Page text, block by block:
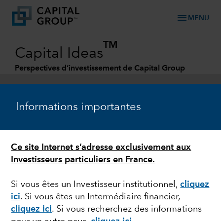
Informations importantes
Ce site Internet s’adresse exclusivement aux
Investisseurs particuliers en France.
Si vous êtes un Investisseur institutionnel,cliquez
ici. Si vous êtes un Intermédiaire financier,
cliquez ici. Si vous recherchez des informations
menu MENU
Capital Ideas
TM
Perspectives d’investissement de Capital Group
PERSPECTIVES